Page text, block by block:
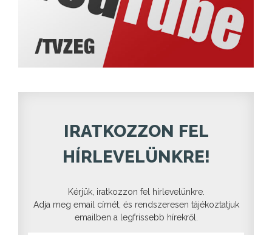
IRATKOZZON FEL
HÍRLEVELÜNKRE!
Kérjük, iratkozzon fel hírlevelünkre.
Adja meg email címét, és rendszeresen tájékoztatjuk
emailben a legfrissebb hírekről.